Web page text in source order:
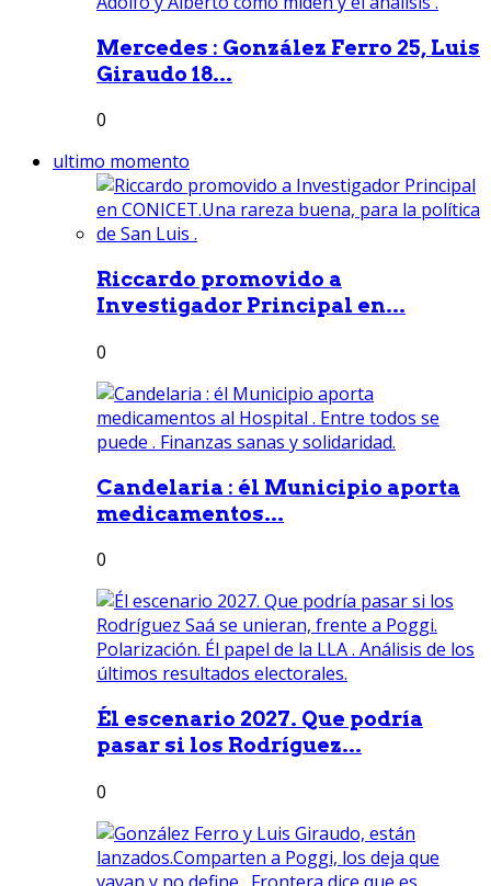
Mercedes : González Ferro 25, Luis
Giraudo 18...
0
ultimo momento
Riccardo promovido a
Investigador Principal en...
0
Candelaria : él Municipio aporta
medicamentos...
0
Él escenario 2027. Que podría
pasar si los Rodríguez...
0